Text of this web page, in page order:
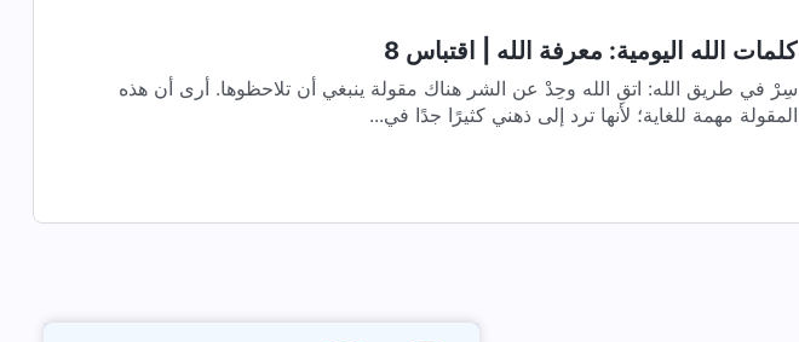
كلمات الله اليومية: معرفة الله | اقتباس 8
سِرْ في طريق الله: اتقِ الله وحِدْ عن الشر هناك مقولة ينبغي أن تلاحظوها. أرى أن هذه
المقولة مهمة للغاية؛ لأنها ترد إلى ذهني كثيرًا جدًا في...